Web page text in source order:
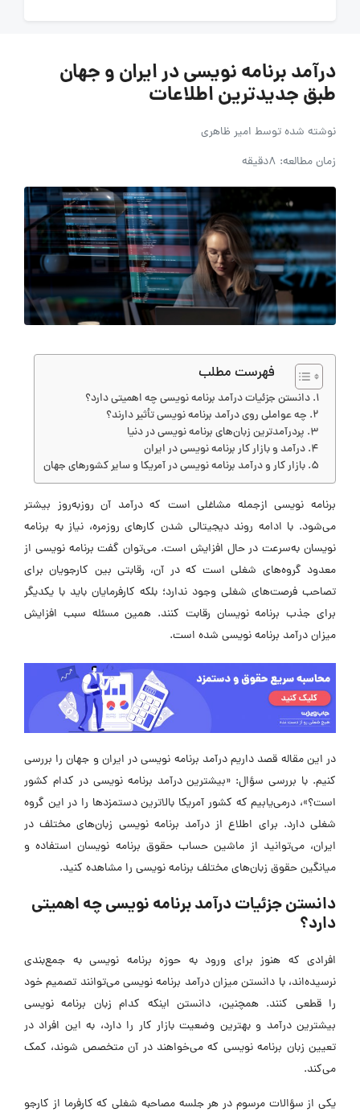
درآمد برنامه‌ نویسی در ایران و جهان
طبق جدیدترین اطلاعات
نوشته شده توسط امیر ظاهری
زمان مطالعه: 8دقیقه
فهرست مطلب
دانستن جزئیات درآمد برنامه‌ نویسی چه اهمیتی دارد؟
چه عواملی روی درآمد برنامه‌ نویسی تأثیر دارند؟
پردرآمدترین زبان‌های برنامه‌ نویسی در دنیا
درآمد و بازار کار برنامه‌ نویسی در ایران
بازار کار و درآمد برنامه‌ نویسی در آمریکا و سایر کشور‌های جهان
برنامه‌ نویسی ازجمله مشاغلی است که درآمد آن روز‌به‌روز بیشتر
می‌شود. با ادامه روند دیجیتالی شدن کار‌های روزمره، نیاز به برنامه
نویسان به‌سرعت در حال افزایش است. می‌توان گفت برنامه‌ نویسی از
معدود گروه‌های شغلی است که در آن، رقابتی بین کارجویان برای
تصاحب فرصت‌های شغلی وجود ندارد؛ بلکه کارفرمایان باید با یکدیگر
برای جذب برنامه نویسان رقابت کنند. همین مسئله سبب افزایش
میزان درآمد برنامه‌ نویسی شده است.
در این مقاله قصد داریم درآمد برنامه‌ نویسی در ایران و جهان را بررسی
کنیم. با بررسی سؤال: «بیشترین درآمد برنامه نویسی در کدام کشور
است؟»، درمی‌یابیم که کشور آمریکا بالاترین دستمزدها را در این گروه
شغلی دارد. برای اطلاع از درآمد برنامه‌ نویسی زبان‌های مختلف در
ایران، می‌توانید از ماشین حساب حقوق برنامه نویسان استفاده و
میانگین حقوق زبان‌های مختلف برنامه‌ نویسی را مشاهده کنید.
دانستن جزئیات درآمد برنامه‌ نویسی چه اهمیتی
دارد؟
افرادی که هنوز برای ورود به حوزه برنامه‌ نویسی به جمع‌بندی
نرسیده‌اند، با دانستن میزان درآمد برنامه‌ نویسی می‌توانند تصمیم خود
را قطعی کنند. همچنین، دانستن اینکه کدام زبان برنامه‌ نویسی
بیشترین درآمد و بهترین وضعیت بازار کار را دارد، به این افراد در
تعیین زبان برنامه‌ نویسی که می‌خواهند در آن متخصص شوند، کمک
می‌کند.
یکی از سؤالات مرسوم در هر جلسه مصاحبه شغلی که کارفرما از کارجو